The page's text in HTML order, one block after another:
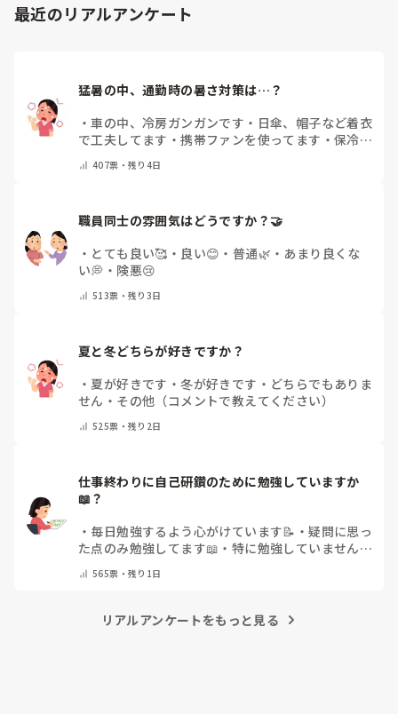
最近のリアルアンケート
猛暑の中、通勤時の暑さ対策は…？
・車の中、冷房ガンガンです ・ 日傘、帽子など着衣
で工夫してます ・携帯ファンを使ってます ・ 保冷剤
ん ・その他（コメントで教えて下さい）
407票・残り4日
職員同士の雰囲気はどうですか？🤝
・ とても良い🥰 ・ 良い😊 ・ 普通🌿 ・ あまり良くな
い💭 ・ 険悪😢
513票・残り3日
夏と冬どちらが好きですか？
・ 夏が好きです ・冬が好きです ・ どちらでもありま
せん ・ その他（コメントで教えてください）
525票・残り2日
仕事終わりに自己研鑽のために勉強していますか
📖？
・ 毎日勉強するよう心がけています📝 ・疑問に思っ
た点のみ勉強してます📖 ・ 特に勉強していません・
565票・残り1日
リアルアンケートをもっと見る